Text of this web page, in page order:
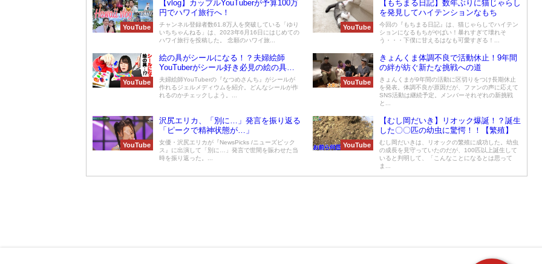
YouTube
【vlog】カップルYouTuberが予算100万
円でハワイ旅行へ！
チャンネル登録者数61.8万人を突破している「ゆり
いちちゃんねる」は、2023年6月16日にはじめての
ハワイ旅行を投稿した。 念願のハワイ旅...
YouTube
【もちまる日記】数年ぶりに猫じゃらし
を発見してハイテンションなもち
今回の『もちまる日記』は、猫じゃらしでハイテン
ションになるもちがやばい！暴れすぎて壊れそ
う・・・下僕に甘えるはなも可愛すぎる！...
YouTube
絵の具がシールになる！？夫婦絵師
YouTuberがシール好き必見の絵の具を
紹介している
夫婦絵師YouTuberの『なつめさんち』がシールが
作れるジェルメディウムを紹介。どんなシールが作
れるのかチェックしよう。...
YouTube
きょんくま体調不良で活動休止！9年間
の絆が紡ぐ新たな挑戦への道
きょんくまが9年間の活動に区切りをつけ長期休止
を発表。体調不良が原因だが、ファンの声に応えて
SNS活動は継続予定。メンバーそれぞれの新挑戦
と...
YouTube
沢尻エリカ、「別に…」発言を振り返る
「ピークで精神状態が…」
女優・沢尻エリカが『NewsPicks /ニューズピック
ス』に出演して「別に…」発言で世間を賑わせた当
時を振り返った。...
YouTube
【むし岡だいき】リオック爆誕！？誕生
した〇〇匹の幼虫に驚愕！！【繁殖】
むし岡だいきは、リオックの繁殖に成功した。幼虫
の成長を見守っていたのだが、100匹以上誕生して
いると判明して、「こんなことになるとは思って
ま...